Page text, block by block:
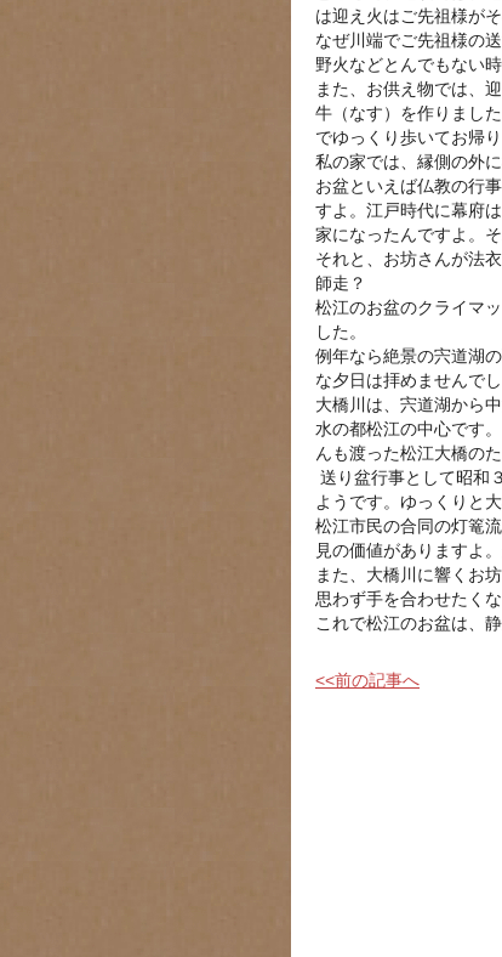
は迎え火はご先祖様が
なぜ川端でご先祖様の
野火などとんでもない
また、お供え物では、
牛（なす）を作りまし
でゆっくり歩いてお帰
私の家では、縁側の外
お盆といえば仏教の行
すよ。江戸時代に幕府
家になったんですよ。
それと、お坊さんが法
師走？
松江のお盆のクライマ
した。
例年なら絶景の宍道湖
な夕日は拝めませんでし
大橋川は、宍道湖から
水の都松江の中心です
んも渡った松江大橋の
送り盆行事として昭和
ようです。ゆっくりと
松江市民の合同の灯篭
見の価値がありますよ
また、大橋川に響くお
思わず手を合わせたくな
これで松江のお盆は、
<<前の記事へ